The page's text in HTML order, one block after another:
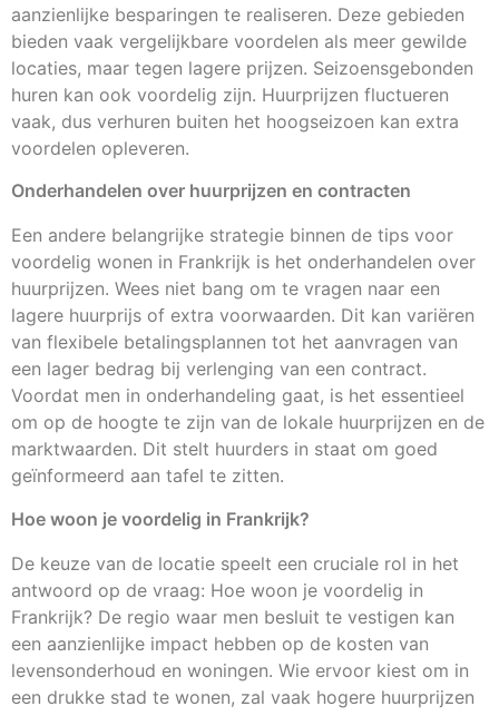
aanzienlijke besparingen te realiseren. Deze gebieden
bieden vaak vergelijkbare voordelen als meer gewilde
locaties, maar tegen lagere prijzen. Seizoensgebonden
huren kan ook voordelig zijn. Huurprijzen fluctueren
vaak, dus verhuren buiten het hoogseizoen kan extra
voordelen opleveren.
Onderhandelen over huurprijzen en contracten
Een andere belangrijke strategie binnen de tips voor
voordelig wonen in Frankrijk is het onderhandelen over
huurprijzen. Wees niet bang om te vragen naar een
lagere huurprijs of extra voorwaarden. Dit kan variëren
van flexibele betalingsplannen tot het aanvragen van
een lager bedrag bij verlenging van een contract.
Voordat men in onderhandeling gaat, is het essentieel
om op de hoogte te zijn van de lokale huurprijzen en de
marktwaarden. Dit stelt huurders in staat om goed
geïnformeerd aan tafel te zitten.
Hoe woon je voordelig in Frankrijk?
De keuze van de locatie speelt een cruciale rol in het
antwoord op de vraag: Hoe woon je voordelig in
Frankrijk? De regio waar men besluit te vestigen kan
een aanzienlijke impact hebben op de kosten van
levensonderhoud en woningen. Wie ervoor kiest om in
een drukke stad te wonen, zal vaak hogere huurprijzen